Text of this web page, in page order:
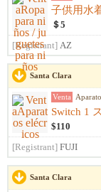
子供用水
＄5
[Registrant] AZ
Santa Clara
Venta
Switch 1
$110
[Registrant] FUJI
Santa Clara